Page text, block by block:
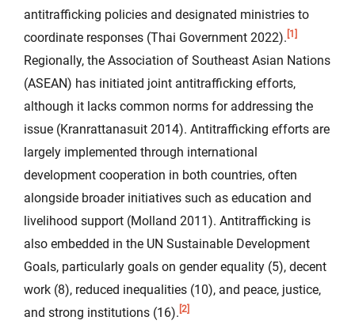
antitrafficking policies and designated ministries to
coordinate responses (Thai Government 2022). [1]
Regionally, the Association of Southeast Asian Nations
(ASEAN) has initiated joint antitrafficking efforts,
although it lacks common norms for addressing the
issue (Kranrattanasuit 2014). Antitrafficking efforts are
largely implemented through international
development cooperation in both countries, often
alongside broader initiatives such as education and
livelihood support (Molland 2011). Antitrafficking is
also embedded in the UN Sustainable Development
Goals, particularly goals on gender equality (5), decent
work (8), reduced inequalities (10), and peace, justice,
and strong institutions (16). [2]